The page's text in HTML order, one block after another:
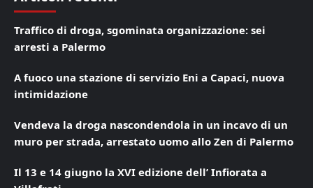
Traffico di droga, sgominata organizzazione: sei
arresti a Palermo
A fuoco una stazione di servizio Eni a Capaci, nuova
intimidazione
Vendeva la droga nascondendola in un incavo di un
muro per strada, arrestato uomo allo Zen di Palermo
Il 13 e 14 giugno la XVI edizione dell’ Infiorata a